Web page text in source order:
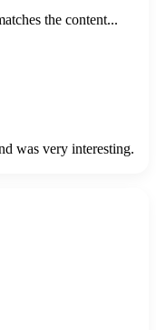
the content...
was very interesting.